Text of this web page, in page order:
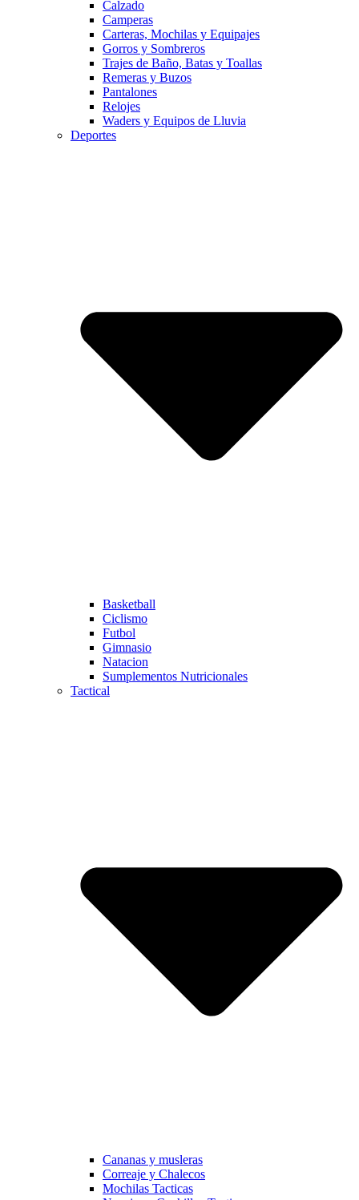
Calzado
Camperas
Carteras, Mochilas y Equipajes
Gorros y Sombreros
Trajes de Baño, Batas y Toallas
Remeras y Buzos
Pantalones
Relojes
Waders y Equipos de Lluvia
Deportes
Basketball
Ciclismo
Futbol
Gimnasio
Natacion
Sumplementos Nutricionales
Tactical
Cananas y musleras
Correaje y Chalecos
Mochilas Tacticas